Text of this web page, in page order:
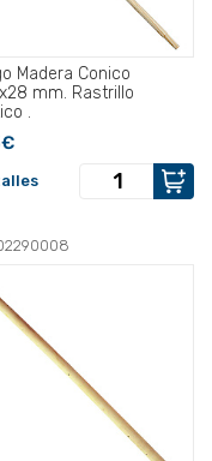
Madera Conico
mm. Rastrillo
.